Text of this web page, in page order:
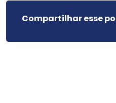
Compartilhar esse